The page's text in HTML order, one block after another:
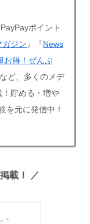
ポイント
ジン 』『News
お得！ぜんぶ
ど、多くのメデ
！貯める・増や
を元に発信中！
載！ ／